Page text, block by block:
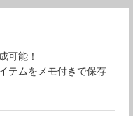
可能！
テムをメモ付きで保存